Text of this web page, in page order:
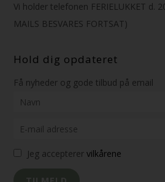
Vi holder telefonen FERIELUKKET d.
MAILS BESVARES FORTSAT)
Hold dig opdateret
Få nyheder og gode tilbud på email
Jeg accepterervilkårene